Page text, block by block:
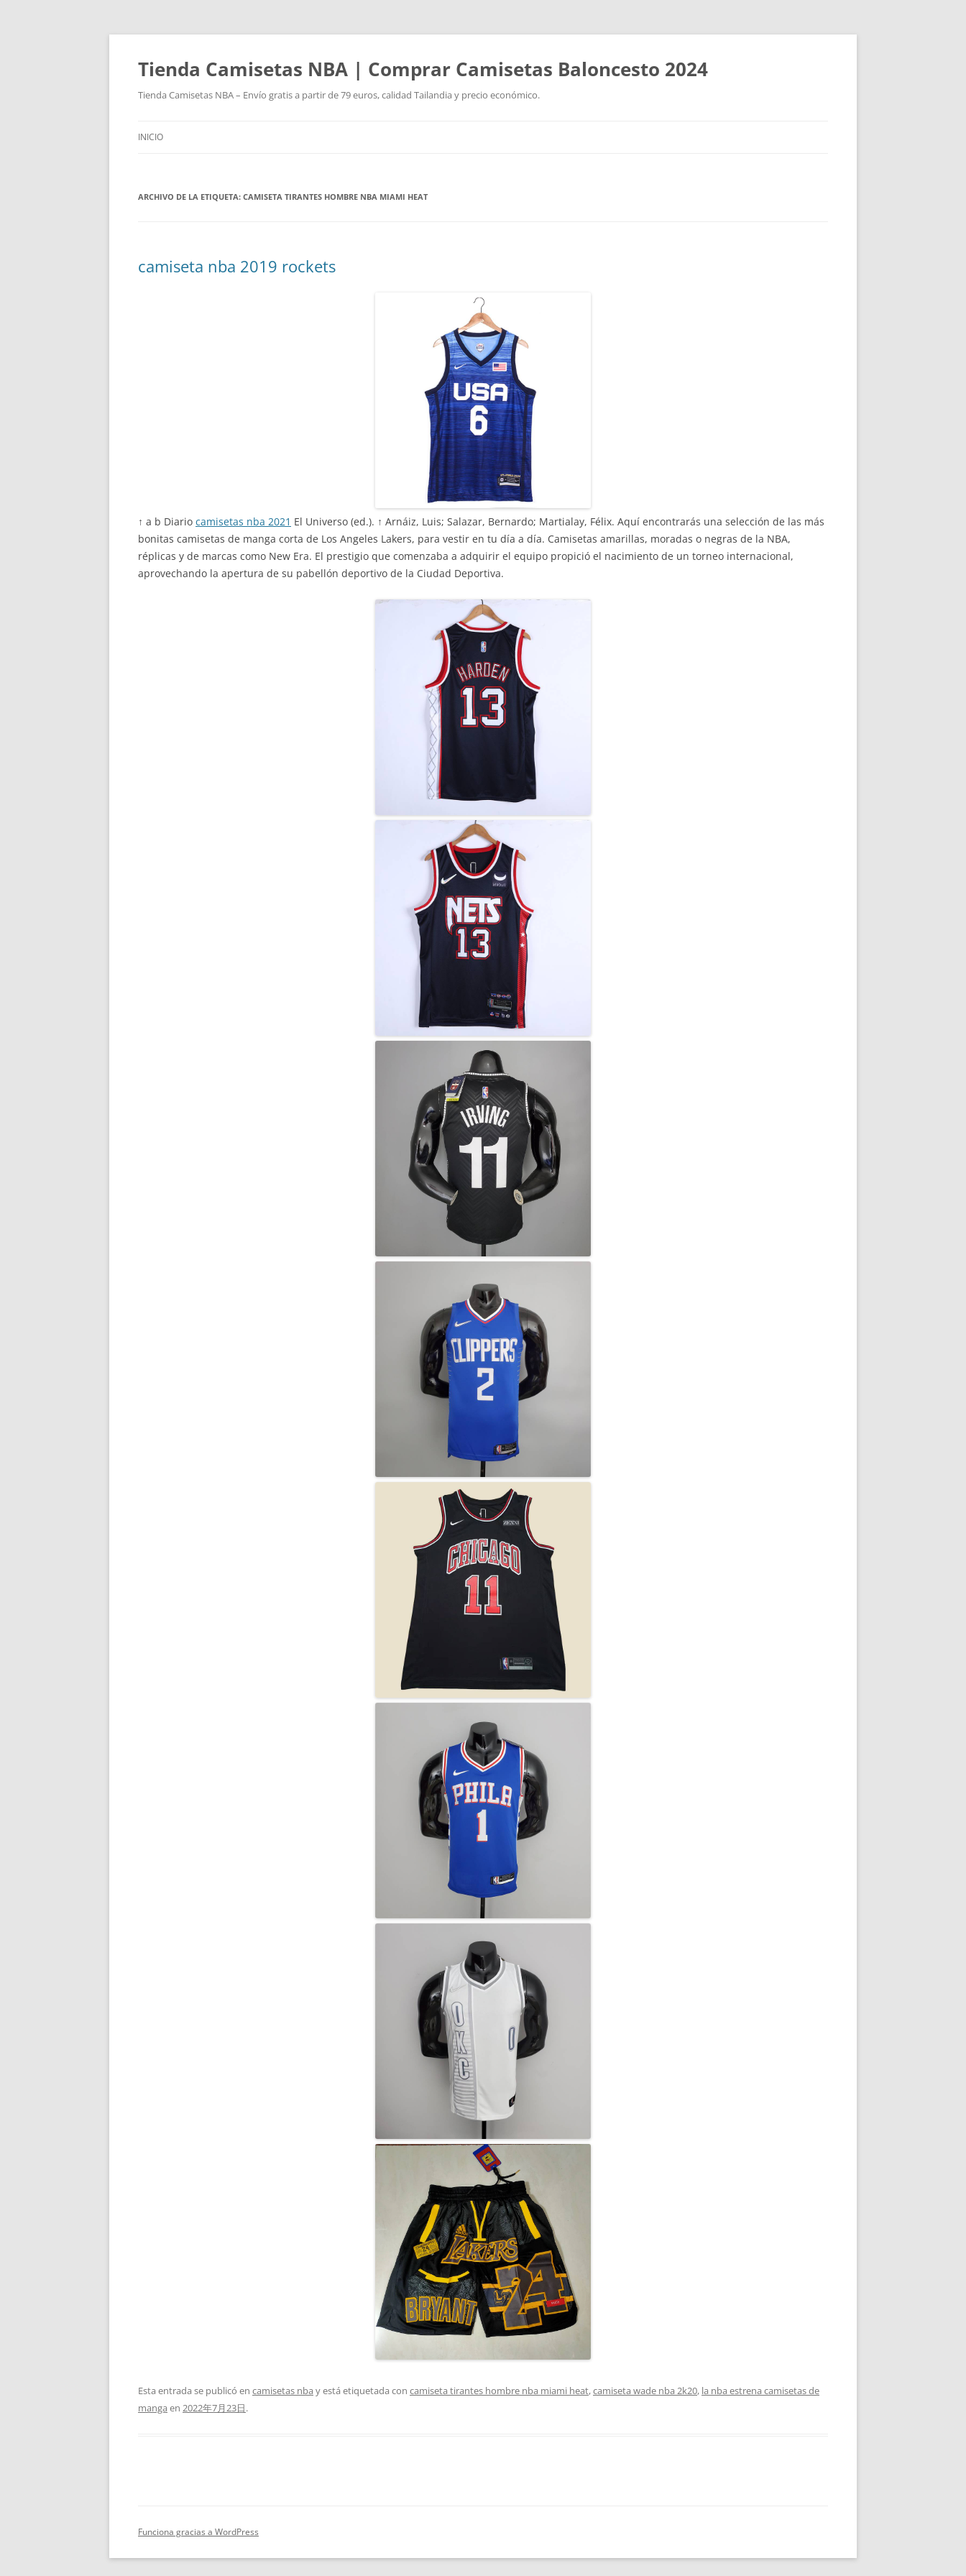
Tienda Camisetas NBA | Comprar Camisetas Baloncesto 2024
Tienda Camisetas NBA – Envío gratis a partir de 79 euros, calidad Tailandia y precio económico.
INICIO
ARCHIVO DE LA ETIQUETA: CAMISETA TIRANTES HOMBRE NBA MIAMI HEAT
camiseta nba 2019 rockets
↑ a b Diario camisetas nba 2021 El Universo (ed.). ↑ Arnáiz, Luis; Salazar, Bernardo; Martialay, Félix. Aquí encontrarás una selección de las más
bonitas camisetas de manga corta de Los Angeles Lakers, para vestir en tu día a día. Camisetas amarillas, moradas o negras de la NBA,
réplicas y de marcas como New Era. El prestigio que comenzaba a adquirir el equipo propició el nacimiento de un torneo internacional,
aprovechando la apertura de su pabellón deportivo de la Ciudad Deportiva.
Esta entrada se publicó en camisetas nba y está etiquetada con camiseta tirantes hombre nba miami heat,camiseta wade nba 2k20, la nba estrena camisetas de
manga en 2022年7月23日.
Funciona gracias a WordPress